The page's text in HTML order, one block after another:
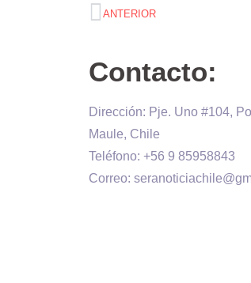
ANTERIOR
Contacto:
Dirección: Pje. Uno #104,
Maule, Chile
Teléfono: +56 9 85958843
Correo: